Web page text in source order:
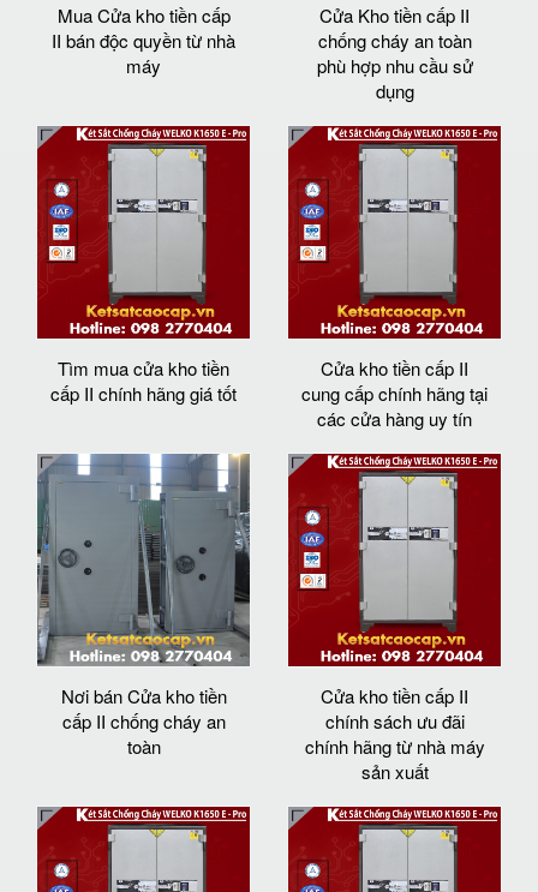
Mua Cửa kho tiền cấp
II bán độc quyền từ nhà
máy
Cửa Kho tiền cấp II
chống cháy an toàn
phù hợp nhu cầu sử
dụng
Tìm mua cửa kho tiền
cấp II chính hãng giá tốt
Cửa kho tiền cấp II
cung cấp chính hãng tại
các cửa hàng uy tín
Nơi bán Cửa kho tiền
cấp II chống cháy an
toàn
Cửa kho tiền cấp II
chính sách ưu đãi
chính hãng từ nhà máy
sản xuất